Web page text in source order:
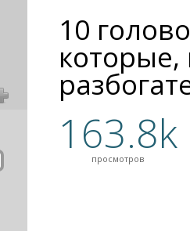
10
163.8k
просмотров